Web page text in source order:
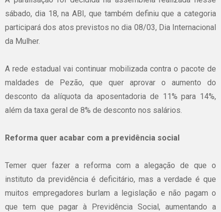
sábado, dia18,na ABI,que também definiu que acategoria
participará dos atos previstos nodia 08/03, Dia Internacional
da Mulher.
Arede estadual vai continuar mobilizadacontra o pacote de
maldades de Pezão, que quer aprovar o aumento do
desconto da alíquota da aposentadoria de 11%para 14%,
além da taxa geral de 8% de desconto nos salários.
Reforma quer acabar com a previdência social
Temer quer fazera reformacom aalegação deque o
instituto da previdência é deficitário, mas averdade é que
muitos empregadores burlam a legislação e não pagam o
que tem que pagar à Previdência Social, aumentando a